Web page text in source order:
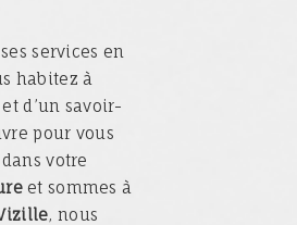
services en
habitez à
d’un savoir-
pour vous
votre
et sommes à
, nous